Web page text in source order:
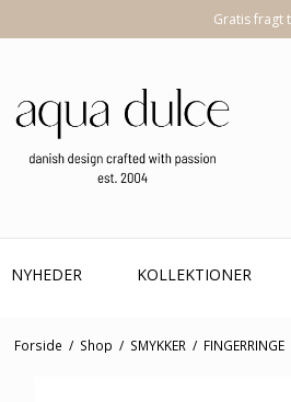
Gratis fragt
NYHEDER KOLLEKTIONER
Forside / Shop / SMYKKER / FINGERRINGE